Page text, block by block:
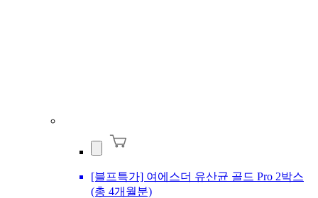
[블프특가] 여에스더 유산균 골드 Pro 2박스
(총 4개월분)